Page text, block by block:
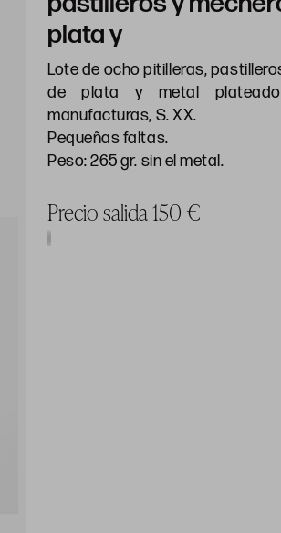
plata y
Lote de ocho pitilleras,
de plata y metal
manufacturas, S. XX.
Pequeñas faltas.
Peso: 265 gr. sin el metal.
Precio salida 150 €